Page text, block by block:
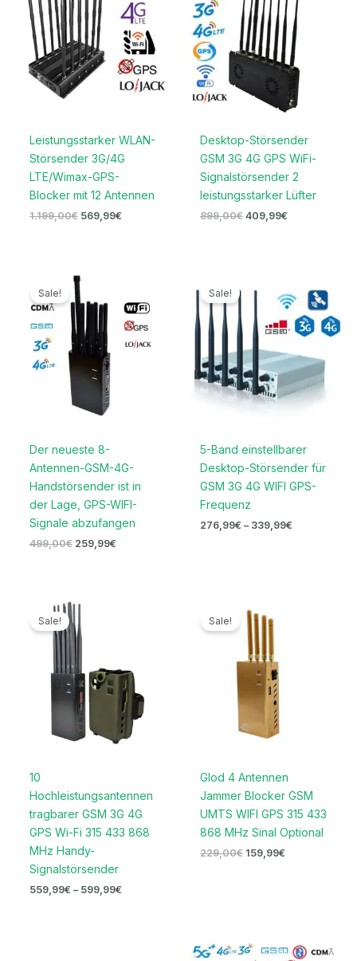
Leistungsstarker WLAN-
Störsender 3G/4G
LTE/Wimax-GPS-
Blocker mit 12 Antennen
1.199,00€
1.199,00€
569,99€
569,99€.
Desktop-Störsender
GSM 3G 4G GPS WiFi-
Signalstörsender 2
leistungsstarker Lüfter
899,00€
899,00€
409,99€
409,99€.
Sale!
Der neueste 8-
Antennen-GSM-4G-
Handstörsender ist in
der Lage, GPS-WIFI-
Signale abzufangen
499,00€
Ursprünglicher
Preis
war:
499,00€
259,99€
259,99€.
Sale!
5-Band einstellbarer
Desktop-Störsender für
GSM 3G 4G WIFI GPS-
Frequenz
276,99€ – 339,99€
bis
339,99€
Sale!
10
Hochleistungsantennen
tragbarer GSM 3G 4G
GPS Wi-Fi 315 433 868
MHz Handy-
Signalstörsender
559,99€ – 599,99€
Sale!
Glod 4 Antennen
Jammer Blocker GSM
UMTS WIFI GPS 315 433
868 MHz Sinal Optional
229,00€
Preis
war:
229,00€
159,99€
Ursprünglicher
Aktueller